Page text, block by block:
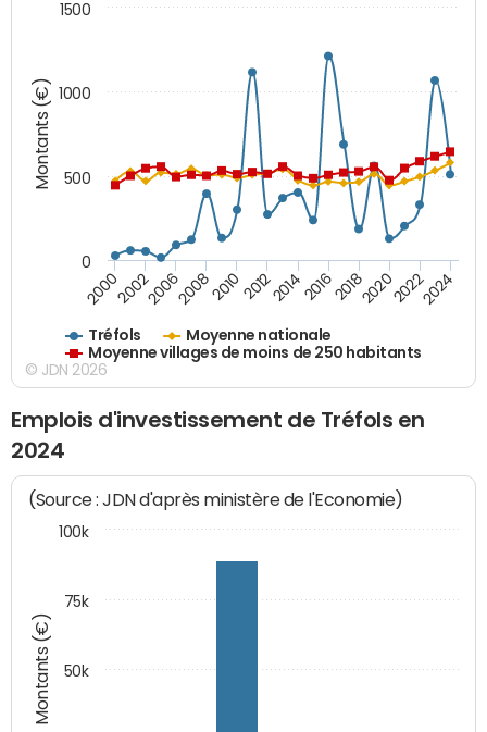
Montants (€)
Tréfols
Moyenne nationale
Moyenne villages de moins de 250 habitants
200020022006200820102012201420162018202020222024
0
500
1000
1500
© JDN 2026
Emplois d'investissement de Tréfols en
2024
Montants (€)
(Source : JDN d'après ministère de l'Economie)
100k
50k
75k